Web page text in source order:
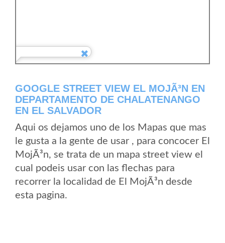
GOOGLE STREET VIEW EL MOJÃ³N EN
DEPARTAMENTO DE CHALATENANGO
EN EL SALVADOR
Aqui os dejamos uno de los Mapas que mas
le gusta a la gente de usar , para concocer El
MojÃ³n, se trata de un mapa street view el
cual podeis usar con las flechas para
recorrer la localidad de El MojÃ³n desde
esta pagina.